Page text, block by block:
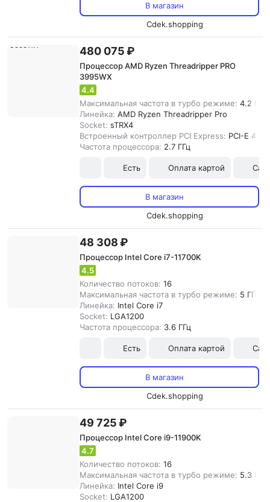
В магазин
Cdek.shopping
480 075 ₽
Процессор AMD Ryzen Threadripper PRO
3995WX
4.4
Максимальная частота в турбо режиме: 4.2 ГГц
Линейка: AMD Ryzen Threadripper Pro
Socket: sTRX4
Встроенный контроллер PCI Express: PCI-E 4.0
Частота процессора: 2.7 ГГц
Есть Оплата картой
В магазин
Cdek.shopping
48 308 ₽
Процессор Intel Core i7-11700K
4.5
Количество потоков: 16
Максимальная частота в турбо режиме: 5 ГГц
Линейка: Intel Core i7
Socket: LGA1200
Частота процессора: 3.6 ГГц
Есть Оплата картой
В магазин
Cdek.shopping
49 725 ₽
Процессор Intel Core i9-11900K
4.7
Количество потоков: 16
Максимальная частота в турбо режиме: 5.3 ГГц
Линейка: Intel Core i9
Socket: LGA1200